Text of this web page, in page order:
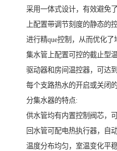
采用一体式设计，有效避免
上配置带调节刻度的静态的
进行精que控制，从而优化了
集水管上配置可控的截止型
驱动器和房间温控器，可达
每个支路热水的开启或关闭的
分集水器的特点:
供水管均有内置控制阀芯，
回水管可配电热执行器，自
温度分布均匀，室温变化平